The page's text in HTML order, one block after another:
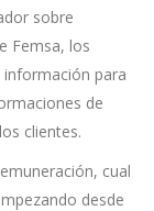
sobre
Femsa, los
para
de
clientes.
cual
desde